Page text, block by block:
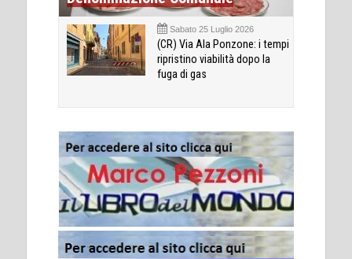
Sabato 25 Luglio 2026
(CR) Via Ala Ponzone: i tempi
ripristino viabilità dopo la
fuga di gas